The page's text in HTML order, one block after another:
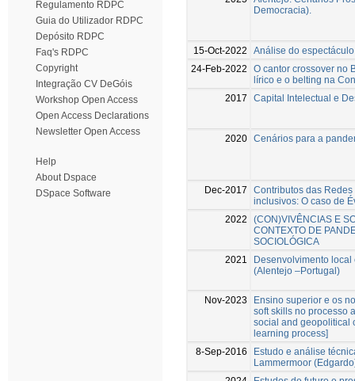
Regulamento RDPC
Guia do Utilizador RDPC
Depósito RDPC
Faq's RDPC
Copyright
Integração CV DeGóis
Workshop Open Access
Open Access Declarations
Newsletter Open Access
Help
About Dspace
DSpace Software
Democracia).
15-Oct-2022
Análise do
24-Feb-2022
O cantor crossover no
lírico e o belting na
2017
Capital Intelectual e
2020 Cenários para a
Dec-2017
Contributos das
inclusivos: O caso de
2022
(CON)VIVÊNCIAS E
CONTEXTO DE
SOCIOLÓGICA
2021
Desenvolvimento local
(Alentejo –Portugal)
Nov-2023
Ensino superior e os
soft skills no processo
social and geopolitical
learning process]
8-Sep-2016
Estudo e análise
Lammermoor